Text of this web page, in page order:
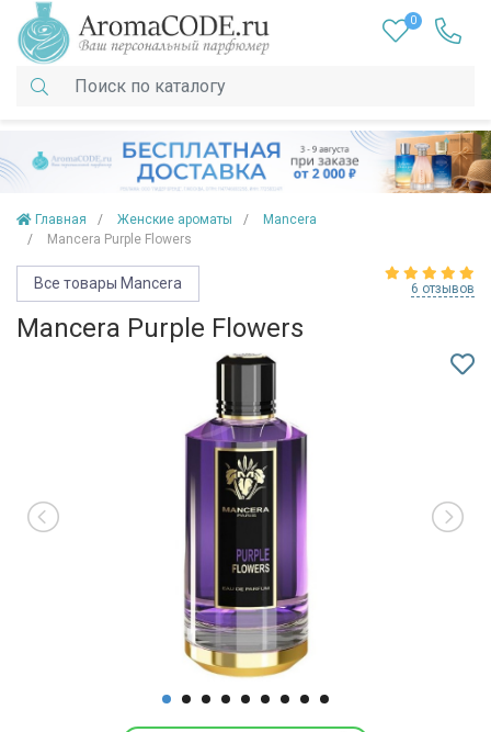
0
Главная Женские ароматы
Mancera
Mancera Purple Flowers
Все товары Mancera 6 отзывов
Mancera Purple Flowers